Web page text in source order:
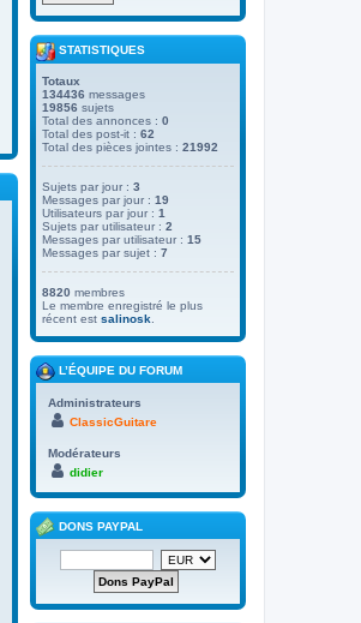
STATISTIQUES
Totaux
134436 messages
19856 sujets
Total des annonces : 0
Total des post-it : 62
Total des pièces jointes : 21992
Sujets par jour : 3
Messages par jour : 19
Utilisateurs par jour : 1
Sujets par utilisateur : 2
Messages par utilisateur : 15
Messages par sujet : 7
8820 membres
Le membre enregistré le plus
récent est salinosk
L’ÉQUIPE DU FORUM
Administrateurs
ClassicGuitare
Modérateurs
didier
DONS PAYPAL